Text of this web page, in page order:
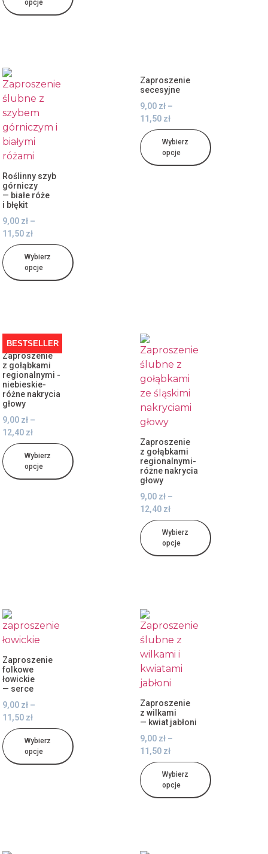
opcje
Roślinny szyb
górniczy
— białe róże
i błękit
9,00 zł –
11,50 zł
Wybierz
opcje
Zaproszenie
secesyjne
9,00 zł –
11,50 zł
Wybierz
opcje
BESTSELLER
Zaproszenie
z gołąbkami
regionalnymi -
niebieskie-
różne nakrycia
głowy
9,00 zł –
12,40 zł
Wybierz
opcje
Zaproszenie
z gołąbkami
regionalnymi-
różne nakrycia
głowy
9,00 zł –
12,40 zł
Wybierz
opcje
Zaproszenie
folkowe
łowickie
— serce
9,00 zł –
11,50 zł
Wybierz
opcje
Zaproszenie
z wilkami
— kwiat jabłoni
9,00 zł –
11,50 zł
Wybierz
opcje